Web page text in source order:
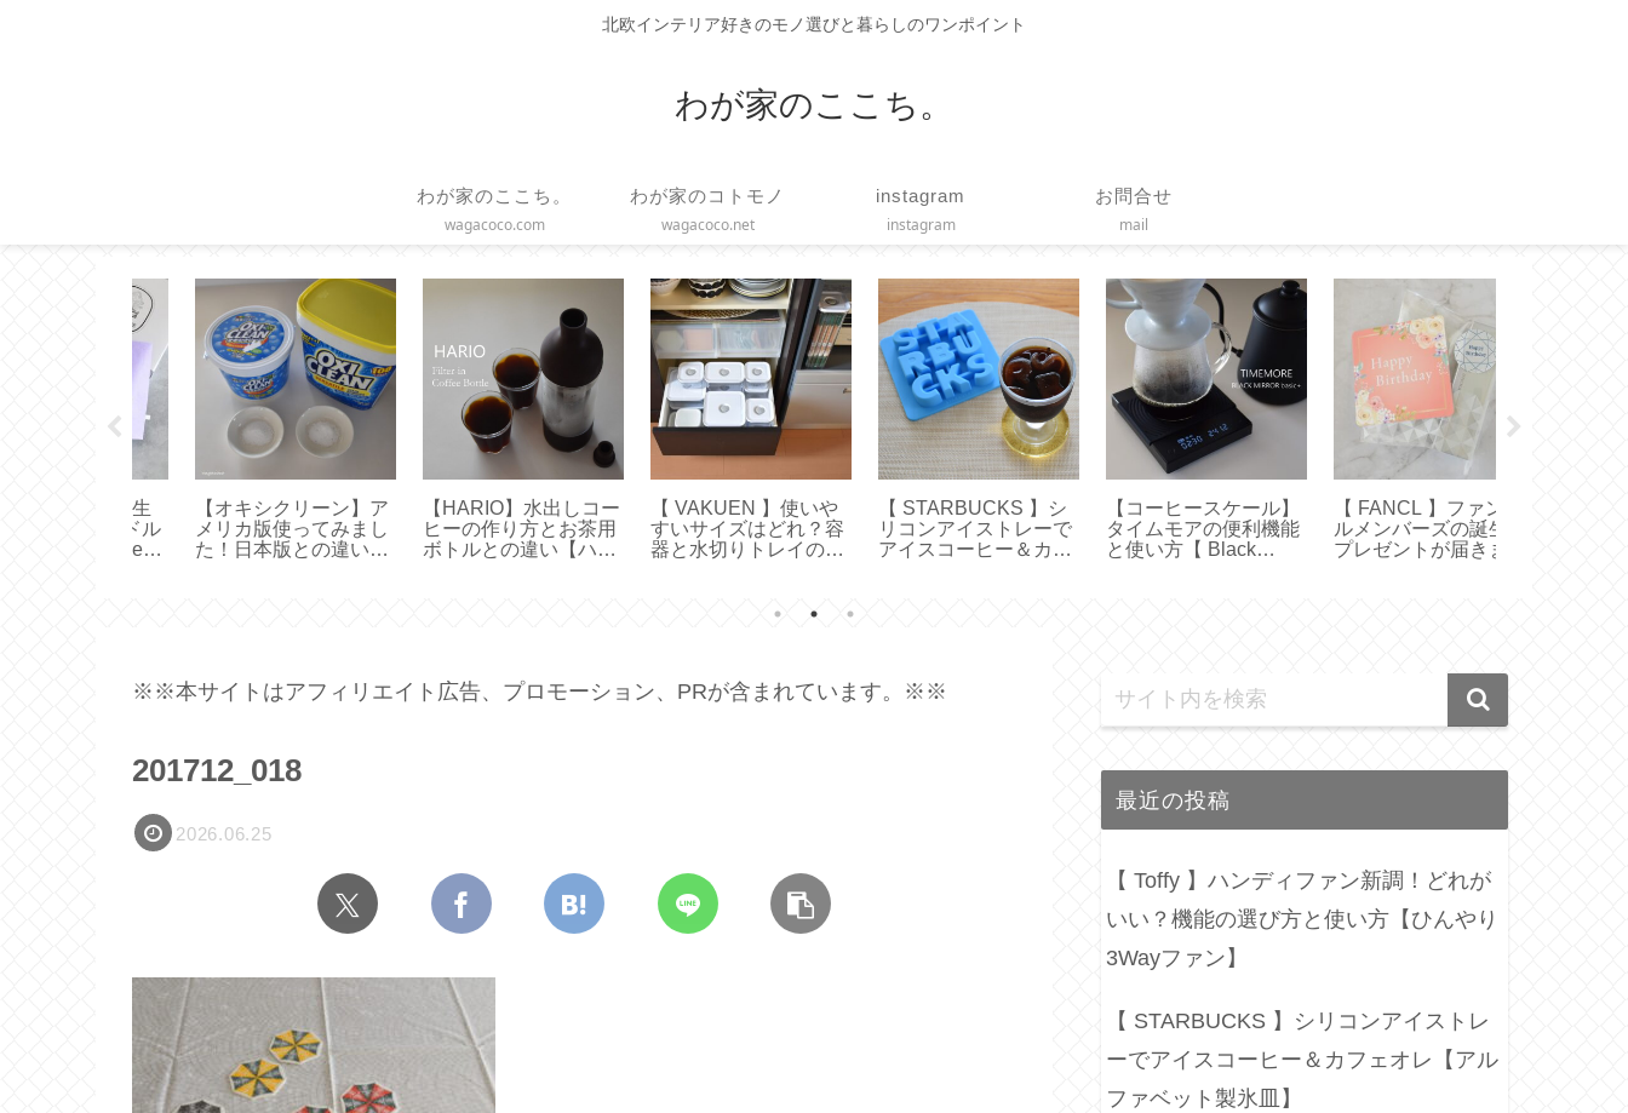
北欧インテリア好きのモノ選びと暮らしのワンポイント
わが家のここち。
わが家のここち。
wagacoco.com
わが家のコトモノ
wagacoco.net
instagram
instagram
お問合せ
mail
【コーヒースケール】
タイムモアの便利機能
と使い方【 Black
【 FANCL 】ファンケ
ルメンバーズの誕生月
プレゼントが届きまし
【 Toffy 】ハンディフ
ァン新調！どれがい
い？機能の選び方と使
【作り方】ブックカバ
ーの基本的な作り方と
応用【型紙／布製しお
ド】
【作り方】ヒダのある
カーテンをハンドメイ
ド【カーテンレールに
【作り方】直線縫いだ
けで作る つっぱり棒に
通す簡易カーテン
※※本サイトはアフィリエイト広告、プロモーション、PRが含まれています。※※
201712_018
2026.06.25
最近の投稿
【 Toffy 】ハンディファン新調！どれが
いい？機能の選び方と使い方【ひんやり
3Wayファン】
【 STARBUCKS 】シリコンアイストレ
ーでアイスコーヒー＆カフェオレ【アル
ファベット製氷皿】